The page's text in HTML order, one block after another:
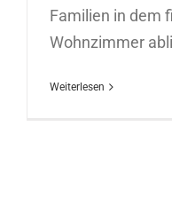
Familien in dem
Wohnzimmer
Weiterlesen